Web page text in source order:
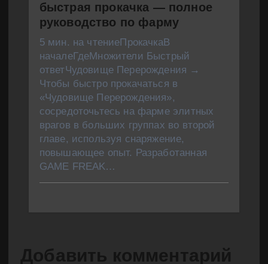
быстрая прокачка — полное
руководство по фарму
5 мин. на чтениеПрокачкаВ
началеГдеМножители Быстрый
ответЧудовище Перерождения →
Чтобы быстро прокачаться в
«Чудовище Перерождения»,
сосредоточьтесь на фарме элитных
врагов в больших группах во второй
главе, используя снаряжение,
повышающее опыт. Разработанная
GAME FREAK…
Добавить комментарий